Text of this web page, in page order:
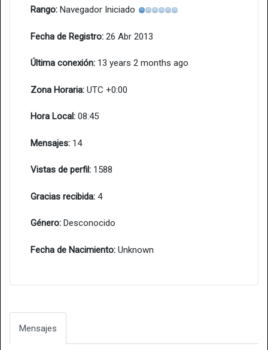
Rango: Navegador Iniciado
Fecha de Registro: 26 Abr 2013
Última conexión: 13 years 2 months ago
Zona Horaria: UTC +0:00
Hora Local: 08:45
Mensajes: 14
Vistas de perfil: 1588
Gracias recibida: 4
Género: Desconocido
Fecha de Nacimiento: Unknown
Mensajes